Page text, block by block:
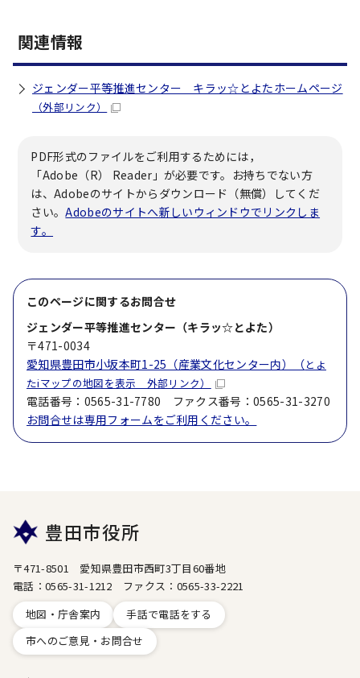
関連情報
ジェンダー平等推進センター キラッ☆とよたホームページ
（外部リンク）
PDF形式のファイルをご利用するためには，
「Adobe（R） Reader」が必要です。お持ちでない方
は、Adobeのサイトからダウンロード（無償）してくだ
さい。Adobeのサイトへ新しいウィンドウでリンクしま
す。
このページに関するお問合せ
ジェンダー平等推進センター（キラッ☆とよた）
〒471-0034
愛知県豊田市小坂本町1-25（産業文化センター内）（とよ
たiマップの地図を表示 外部リンク）
電話番号：0565-31-7780 ファクス番号：0565-31-3270
お問合せは専用フォームをご利用ください。
豊田市役所
〒471-8501 愛知県豊田市西町3丁目60番地
電話：0565-31-1212 ファクス：0565-33-2221
地図・庁舎案内
手話で電話をする
市へのご意見・お問合せ